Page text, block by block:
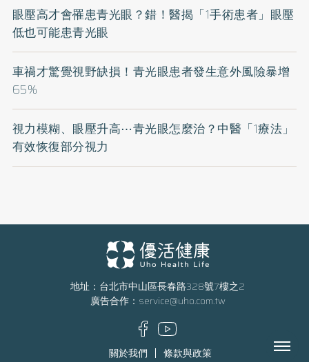
眼壓高才會罹患青光眼？錯！醫揭「1手術患者」眼壓
低也可能患青光眼
車禍才驚覺視野缺損！青光眼患者發生意外風險暴增
65%
視力模糊、眼壓升高⋯青光眼怎麼治？中醫「1療法」
有效恢復部分視力
地址：台北市中山區長春路328號7樓之2
廣告合作： service@uho.com.tw
關於我們 條款與政策 Menu